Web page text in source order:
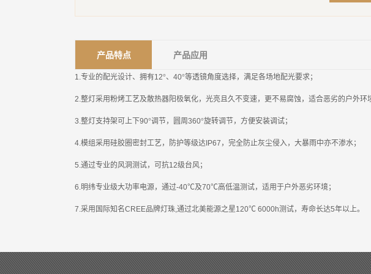
产品特点 产品应用
1.专业的配光设计、拥有12°、 40°等透镜角度选择，满足各场地配光要求；
2.整灯采用粉烤工艺及散热器阳极氧化，光亮且久不变速，更不易腐蚀，适合恶劣的户外环
3.整灯支持架可上下90°调节，圆周 360°旋转调节，方便安装调试；
4.模组采用硅胶圈密封工艺，防护等级达 IP67 ，完全防止灰尘侵入，大暴雨中亦不渗水；
5.通过专业的风洞测试，可抗12级台风；
6.明纬专业级大功率电源，通过-40℃及70℃高低温测试，适用于户外恶劣环境；
7.采用国际知名CREE品牌灯珠,通过北美能源之星120℃ 6000h测试，寿命长达5年以上。